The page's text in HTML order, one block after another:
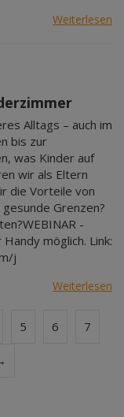
Weiterlesen
Alltags – auch im
bis zur
was Kinder auf
wir als Eltern
die Vorteile von
Grenzen?
-
möglich. Link:
j
Weiterlesen
5 6 7